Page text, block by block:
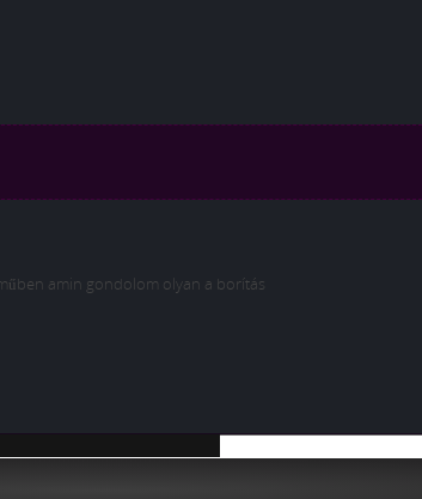
amin gondolom olyan a borítás